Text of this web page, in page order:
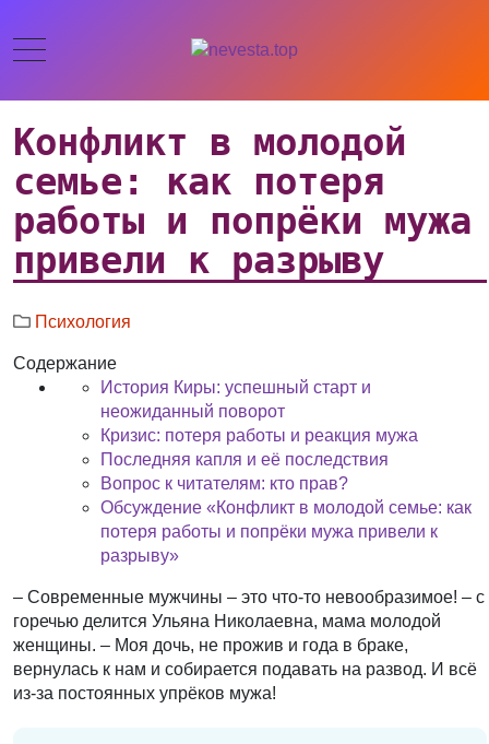
Конфликт в молодой
семье: как потеря
работы и попрёки мужа
привели к разрыву
Психология
Содержание
История Киры: успешный старт и
неожиданный поворот
Кризис: потеря работы и реакция мужа
Последняя капля и её последствия
Вопрос к читателям: кто прав?
Обсуждение «Конфликт в молодой семье: как
потеря работы и попрёки мужа привели к
разрыву»
– Современные мужчины – это что-то невообразимое! – с
горечью делится Ульяна Николаевна, мама молодой
женщины. – Моя дочь, не прожив и года в браке,
вернулась к нам и собирается подавать на развод. И всё
из-за постоянных упрёков мужа!